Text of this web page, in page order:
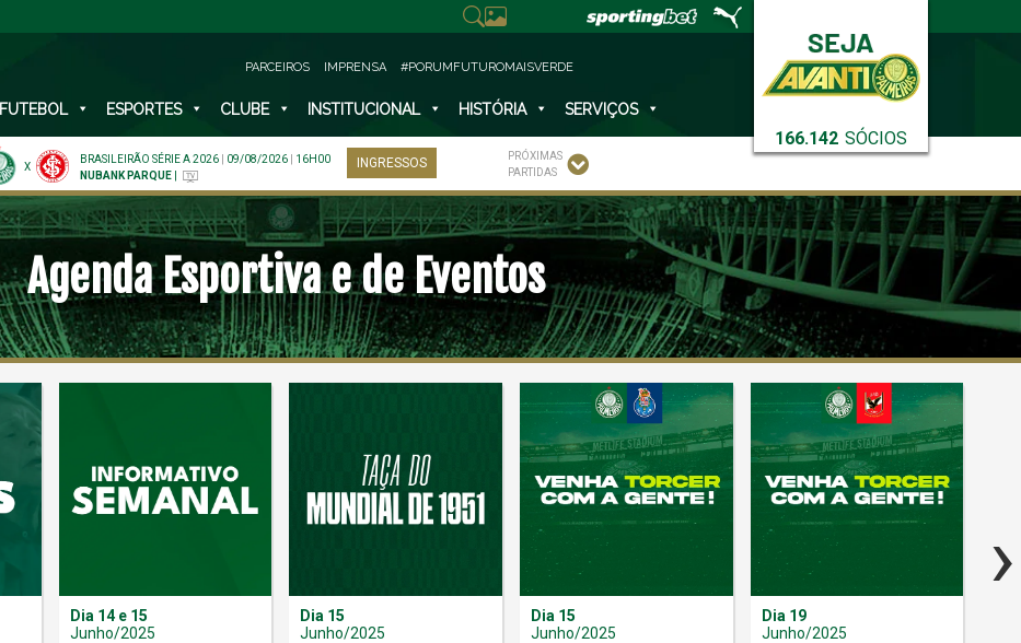
166.142 SÓCIOS
PARCEIROS IMPRENSA #PORUMFUTUROMAISVERDE
FUTEBOL ESPORTES CLUBE INSTITUCIONAL HISTÓRIA SERVIÇOS
X
BRASILEIRÃO SÉRIE A 2026 09/08/2026
16H00
NUBANK PARQUE
INGRESSOS
PRÓXIMAS
PARTIDAS
Agenda Esportiva e de Eventos
Dia 14 e 15
Junho/2025
Dia 15
Junho/2025
Dia 15
Junho/2025
Dia 19
Junho/2025
›